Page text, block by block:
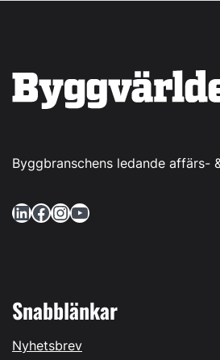
Byggbranschens ledande affärs-
LinkedIn Facebook InstagramYouTube
Snabblänkar
Nyhetsbrev